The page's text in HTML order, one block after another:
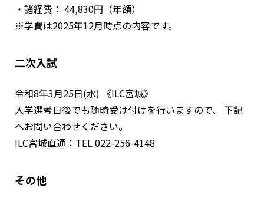
・諸経費： 44,830円（年額）
※学費は2025年12月時点の内容です。
二次入試
令和8年3月25日(水) 《ILC宮城》
入学選考日後でも随時受け付けを行いますので、 下記
へお問い合わせください。
ILC宮城直通：TEL 022-256-4148
その他